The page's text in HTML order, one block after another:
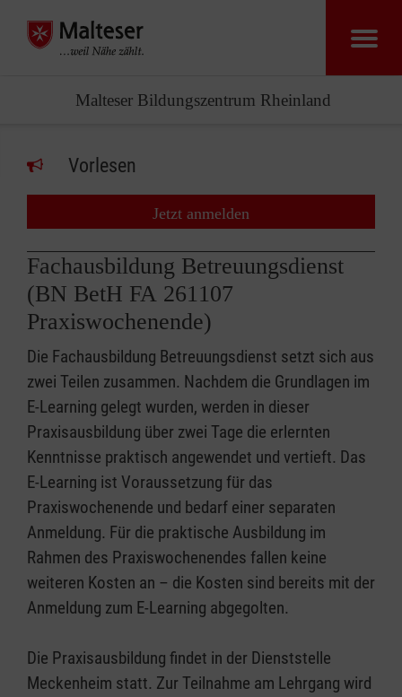
Malteser Bildungszentrum Rheinland
Vorlesen
Jetzt anmelden
Fachausbildung Betreuungsdienst
(BN BetH FA 261107
Praxiswochenende)
Die Fachausbildung Betreuungsdienst setzt sich aus
zwei Teilen zusammen. Nachdem die Grundlagen im
E-Learning gelegt wurden, werden in dieser
Praxisausbildung über zwei Tage die erlernten
Kenntnisse praktisch angewendet und vertieft. Das
E-Learning ist Voraussetzung für das
Praxiswochenende und bedarf einer separaten
Anmeldung. Für die praktische Ausbildung im
Rahmen des Praxiswochenendes fallen keine
weiteren Kosten an – die Kosten sind bereits mit der
Anmeldung zum E-Learning abgegolten.
Die Praxisausbildung findet in der Dienststelle
Meckenheim statt. Zur Teilnahme am Lehrgang wird